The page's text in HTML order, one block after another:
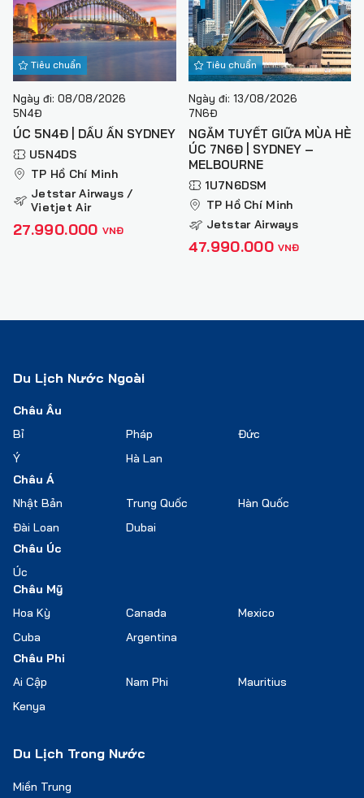
Tiêu chuẩn
Ngày đi: 08/08/2026
5N4Đ
ÚC 5N4Đ | DẤU ẤN SYDNEY
U5N4DS
TP Hồ Chí Minh
Jetstar Airways /
Vietjet Air
27.990.000 VNĐ
Tiêu chuẩn
Ngày đi: 13/08/2026
7N6Đ
NGẮM TUYẾT GIỮA MÙA HÈ
ÚC 7N6Đ | SYDNEY –
MELBOURNE
1U7N6DSM
TP Hồ Chí Minh
Jetstar Airways
47.990.000 VNĐ
Du Lịch Nước Ngoài
Châu Âu
Bỉ
Pháp
Đức
Ý
Hà Lan
Châu Á
Nhật Bản
Trung Quốc
Hàn Quốc
Đài Loan
Dubai
Châu Úc
Úc
Châu Mỹ
Hoa Kỳ
Canada
Mexico
Cuba
Argentina
Châu Phi
Ai Cập
Nam Phi
Mauritius
Kenya
Du Lịch Trong Nước
Miền Trung